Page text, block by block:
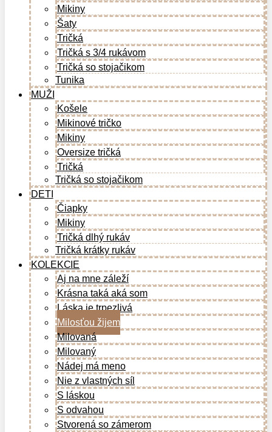
Mikiny
Šaty
Tričká
Tričká s 3/4 rukávom
Tričká so stojačikom
Tunika
MUŽI
Košele
Mikinové tričko
Mikiny
Oversize tričká
Tričká
Tričká so stojačikom
DETI
Čiapky
Mikiny
Tričká dlhý rukáv
Tričká krátky rukáv
KOLEKCIE
Aj na mne záleží
Krásna taká aká som
Láska je trpezlivá
Milosťou žijem
Milovaná
Milovaný
Nádej má meno
Nie z vlastných síl
S láskou
S odvahou
Stvorená so zámerom